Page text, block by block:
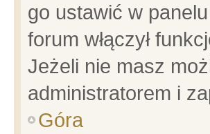
go ustawić w
forum włączył
Jeżeli nie masz
administratorem i
Góra